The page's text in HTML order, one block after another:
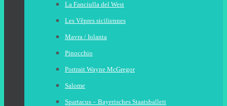
La Fanciulla del West
Les Vêpres siciliennes
Mavra / Iolanta
Pinocchio
Portrait Wayne McGregor
Salome
Spartacus – Bayerisches Staatsballett